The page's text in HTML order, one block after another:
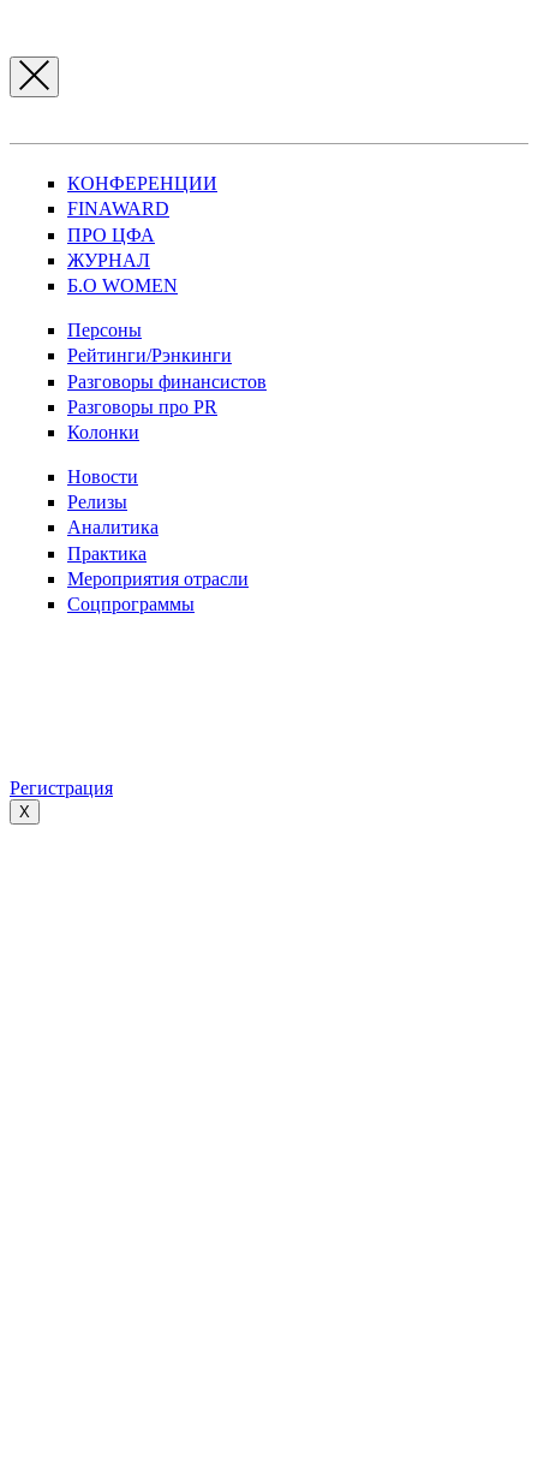
КОНФЕРЕНЦИИ
FINAWARD
ПРО ЦФА
ЖУРНАЛ
Б.О WOMEN
Персоны
Рейтинги/Рэнкинги
Разговоры финансистов
Разговоры про PR
Колонки
Новости
Релизы
Аналитика
Практика
Мероприятия отрасли
Соцпрограммы
Регистрация
X